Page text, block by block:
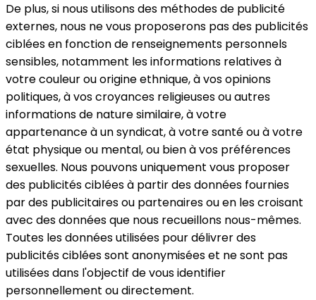
De plus, si nous utilisons des méthodes de publicité
externes, nous ne vous proposerons pas des publicités
ciblées en fonction de renseignements personnels
sensibles, notamment les informations relatives à
votre couleur ou origine ethnique, à vos opinions
politiques, à vos croyances religieuses ou autres
informations de nature similaire, à votre
appartenance à un syndicat, à votre santé ou à votre
état physique ou mental, ou bien à vos préférences
sexuelles. Nous pouvons uniquement vous proposer
des publicités ciblées à partir des données fournies
par des publicitaires ou partenaires ou en les croisant
avec des données que nous recueillons nous-mêmes.
Toutes les données utilisées pour délivrer des
publicités ciblées sont anonymisées et ne sont pas
utilisées dans l'objectif de vous identifier
personnellement ou directement.